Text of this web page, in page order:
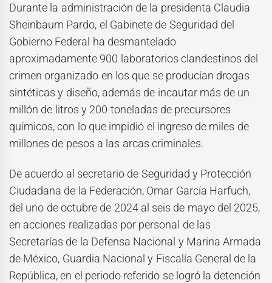
Durante la administración de la presidenta Claudia
Sheinbaum Pardo, el Gabinete de Seguridad del
Gobierno Federal ha desmantelado
aproximadamente 900 laboratorios clandestinos del
crimen organizado en los que se producían drogas
sintéticas y diseño, además de incautar más de un
millón de litros y 200 toneladas de precursores
químicos, con lo que impidió el ingreso de miles de
millones de pesos a las arcas criminales.
De acuerdo al secretario de Seguridad y Protección
Ciudadana de la Federación, Omar García Harfuch,
del uno de octubre de 2024 al seis de mayo del 2025,
en acciones realizadas por personal de las
Secretarías de la Defensa Nacional y Marina Armada
de México, Guardia Nacional y Fiscalía General de la
República, en el periodo referido se logró la detención